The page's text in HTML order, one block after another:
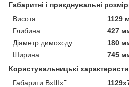
Габаритні і приєднувальні
Висота
1129
Глибина
427
Діаметр димоходу
180
Ширина
745
Користувальницькі
Габарити ВхШхГ